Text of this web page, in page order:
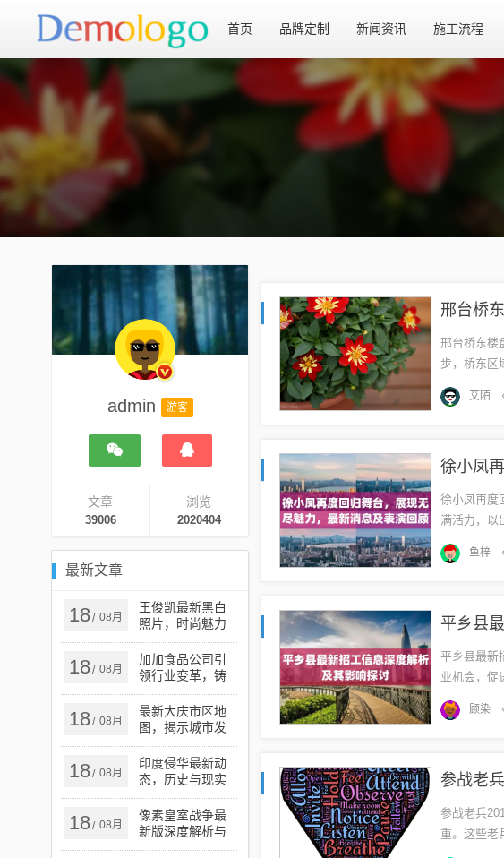
首页 品牌定制 新闻资讯 施工流程
admin 游客
文章
39006
浏览
2020404
最新文章
18/ 08月
王俊凯最新黑白
照片，时尚魅力
的独特展现
18/ 08月
加加食品公司引
领行业变革，铸
就卓越未来，最
新动态揭秘公司
进展
18/ 08月
最新大庆市区地
图，揭示城市发
展与变迁的奥秘
18/ 08月
印度侵华最新动
态，历史与现实
交织的复杂议题
揭秘
18/ 08月
像素皇室战争最
新版深度解析与
实战指南攻略
邢台桥
邢台桥东楼
步，桥东区
提供更多
境...
艾陌
徐小凤
徐小凤再度
满活力，以
和魅力征
才...
鱼梓
平乡县
平乡县最新
业机会，促
对当地经
发...
顾染
参战老
参战老兵
重。这些老
出得到了